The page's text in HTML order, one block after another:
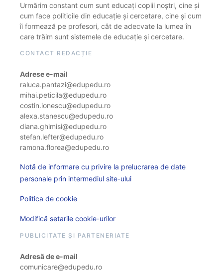
Urmărim constant cum sunt educați copiii noștri, cine și
cum face politicile din educație și cercetare, cine și cum
îi formează pe profesori, cât de adecvate la lumea în
care trăim sunt sistemele de educație și cercetare.
CONTACT REDACȚIE
Adrese e-mail
raluca.pantazi@edupedu.ro
mihai.peticila@edupedu.ro
costin.ionescu@edupedu.ro
alexa.stanescu@edupedu.ro
diana.ghimisi@edupedu.ro
stefan.lefter@edupedu.ro
ramona.florea@edupedu.ro
Notă de informare cu privire la prelucrarea de date
personale prin intermediul site-ului
Politica de cookie
Modifică setarile cookie-urilor
PUBLICITATE ȘI PARTENERIATE
Adresă de e-mail
comunicare@edupedu.ro